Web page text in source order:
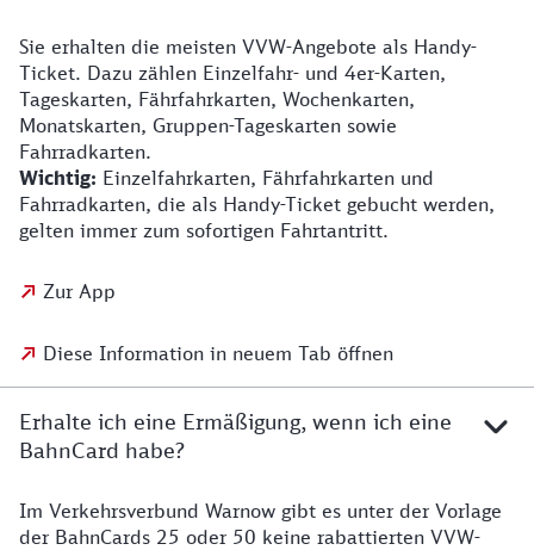
Sie erhalten die meisten VVW-Angebote als Handy-
Ticket. Dazu zählen Einzelfahr- und 4er-Karten,
Tageskarten, Fährfahrkarten, Wochenkarten,
Monatskarten, Gruppen-Tageskarten sowie
Fahrradkarten.
Wichtig: Einzelfahrkarten, Fährfahrkarten und
Fahrradkarten, die als Handy-Ticket gebucht werden,
gelten immer zum sofortigen Fahrtantritt.
Zur App
Diese Information in neuem Tab öffnen
Erhalte ich eine Ermäßigung, wenn ich eine
BahnCard habe?
Im Verkehrsverbund Warnow gibt es unter der Vorlage
der BahnCards 25 oder 50 keine rabattierten VVW-